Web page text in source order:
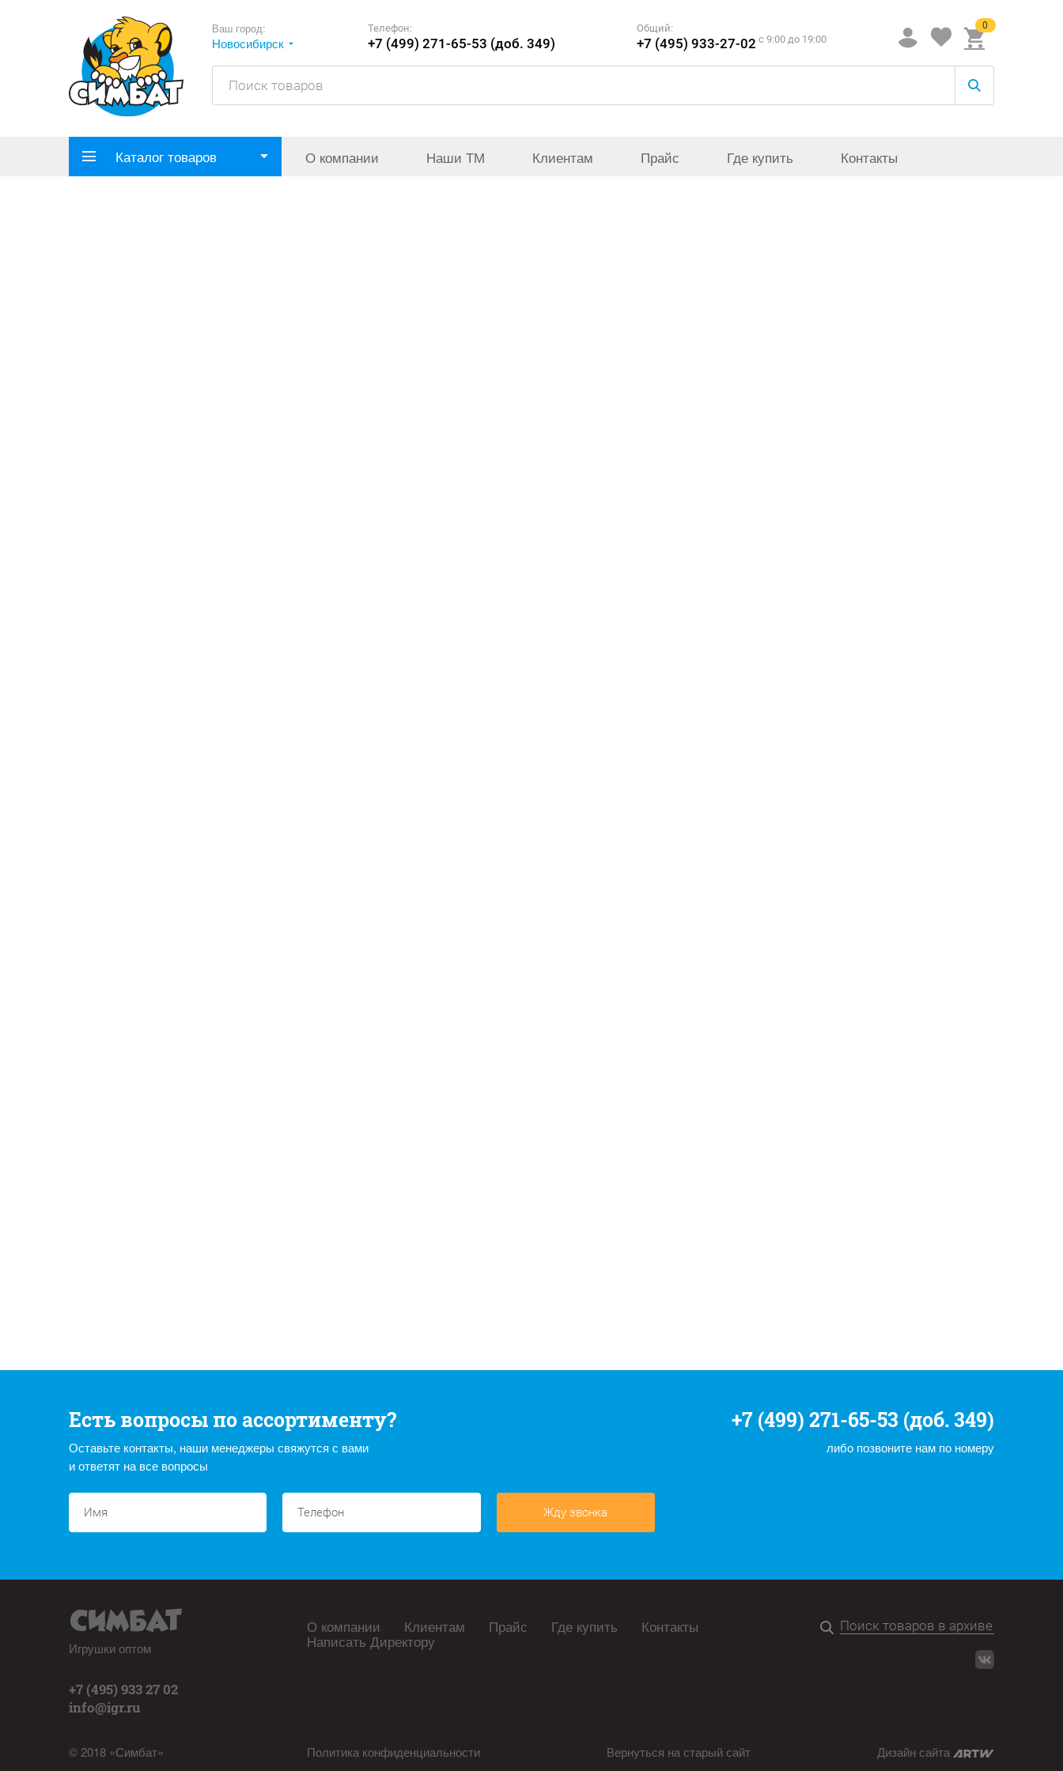
Ваш город:
Новосибирск
Телефон:
+7 (499) 271-65-53 (доб. 349)
Общий:
+7 (495) 933-27-02 c 9:00 до 19:00
0
Каталог товаров О компании Наши ТМ Клиентам Прайс Где купить Контакты
Есть вопросы по ассортименту?
Оставьте контакты, наши менеджеры свяжутся с вами
и ответят на все вопросы
+7 (499) 271-65-53 (доб. 349)
либо позвоните нам по номеру
Жду звонка
Игрушки оптом
+7 (495) 933 27 02
info@igr.ru
© 2018 «Симбат»
О компании Клиентам Прайс Где купить Контакты
Написать Директору
Политика конфиденциальности Вернуться на старый сайт Дизайн сайта